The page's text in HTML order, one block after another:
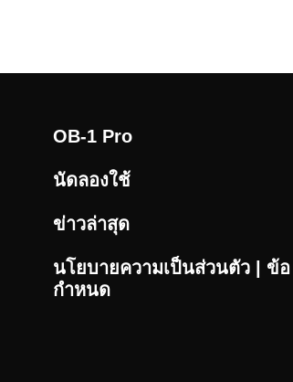
OB-1 Pro
นัดลองใช้
ข่าวล่าสุด
นโยบายความเป็นส่วนตัว | ข้อ
กำหนด